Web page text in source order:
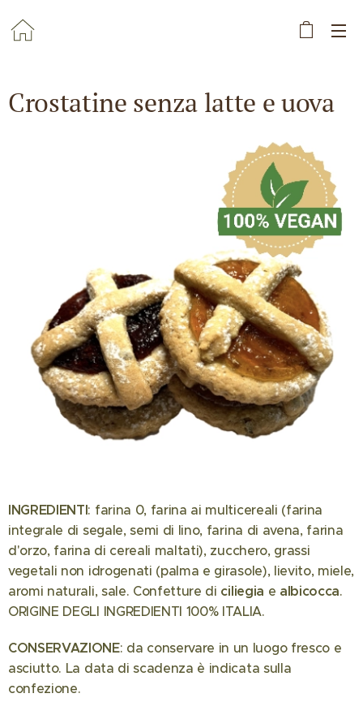
Crostatine senza latte e uova
INGREDIENTI: farina 0, farina ai multicereali (farina
integrale di segale, semi di lino, farina di avena, farina
d'orzo, farina di cereali maltati), zucchero, grassi
vegetali non idrogenati (palma e girasole), lievito, miele,
aromi naturali, sale. Confetture di ciliegia e albicocca.
ORIGINE DEGLI INGREDIENTI 100% ITALIA.
CONSERVAZIONE: da conservare in un luogo fresco e
asciutto. La data di scadenza è indicata sulla
confezione.